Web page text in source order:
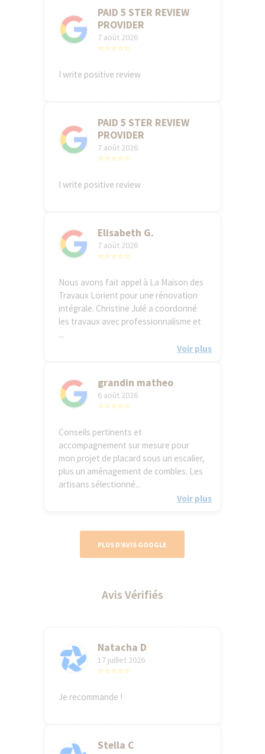
PAID 5 STER REVIEW
PROVIDER
7 août 2026
⭐⭐⭐⭐⭐
I write positive review
PAID 5 STER REVIEW
PROVIDER
7 août 2026
⭐⭐⭐⭐⭐
I write positive review
Elisabeth G.
7 août 2026
⭐⭐⭐⭐⭐
Nous avons fait appel à La Maison des
Travaux Lorient pour une rénovation
intégrale. Christine Julé a coordonné
les travaux avec professionnalisme et
...
Voir plus
grandin matheo
6 août 2026
⭐⭐⭐⭐⭐
Conseils pertinents et
accompagnement sur mesure pour
mon projet de placard sous un escalier,
plus un aménagement de combles. Les
artisans sélectionné...
Voir plus
PLUS D'AVIS GOOGLE
Avis Vérifiés
Natacha D
17 juillet 2026
⭐⭐⭐⭐⭐
Je recommande !
Stella C